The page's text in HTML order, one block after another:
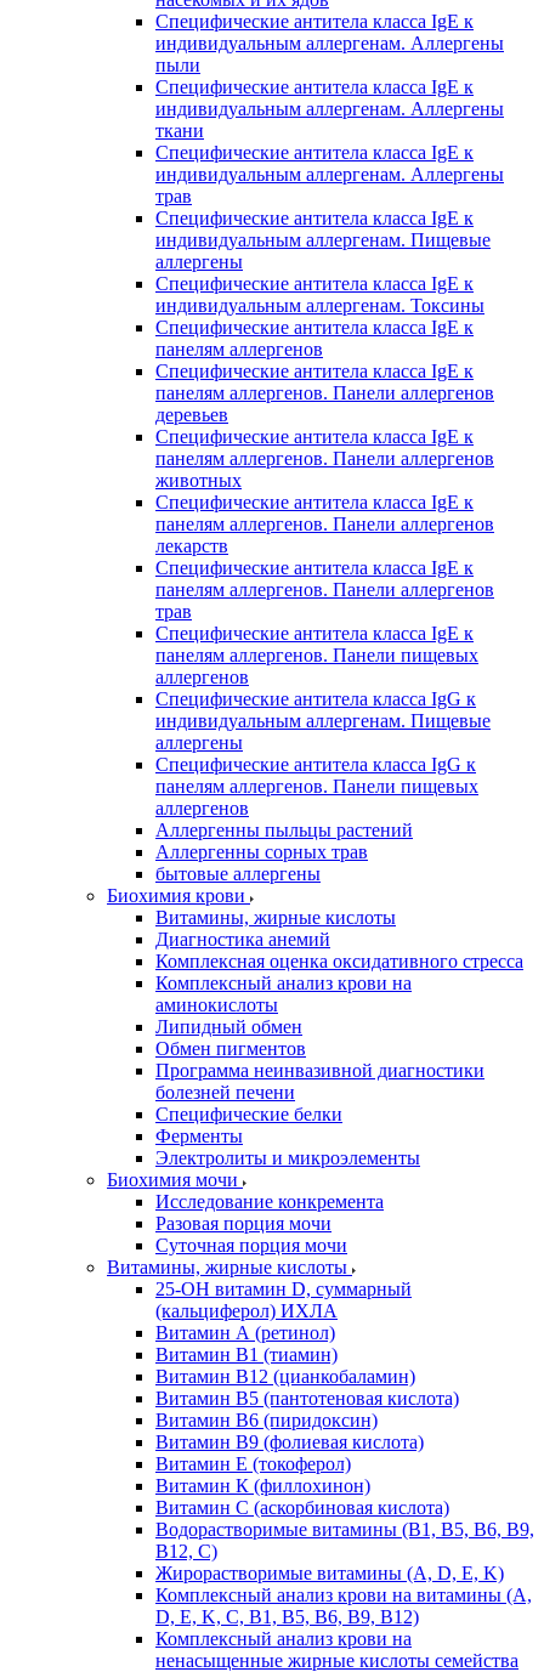
Специфические антитела класса IgE к
индивидуальным аллергенам. Аллергены
пыли
Специфические антитела класса IgE к
индивидуальным аллергенам. Аллергены
ткани
Специфические антитела класса IgE к
индивидуальным аллергенам. Аллергены
трав
Специфические антитела класса IgE к
индивидуальным аллергенам. Пищевые
аллергены
Специфические антитела класса IgE к
индивидуальным аллергенам. Токсины
Специфические антитела класса IgE к
панелям аллергенов
Специфические антитела класса IgE к
панелям аллергенов. Панели аллергенов
деревьев
Специфические антитела класса IgE к
панелям аллергенов. Панели аллергенов
животных
Специфические антитела класса IgE к
панелям аллергенов. Панели аллергенов
лекарств
Специфические антитела класса IgE к
панелям аллергенов. Панели аллергенов
трав
Специфические антитела класса IgE к
панелям аллергенов. Панели пищевых
аллергенов
Специфические антитела класса IgG к
индивидуальным аллергенам. Пищевые
аллергены
Специфические антитела класса IgG к
панелям аллергенов. Панели пищевых
аллергенов
Аллергенны пыльцы растений
Аллергенны сорных трав
бытовые аллергены
Биохимия крови
Витамины, жирные кислоты
Диагностика анемий
Комплексная оценка оксидативного стресса
Комплексный анализ крови на
аминокислоты
Липидный обмен
Обмен пигментов
Программа неинвазивной диагностики
болезней печени
Специфические белки
Ферменты
Электролиты и микроэлементы
Биохимия мочи
Исследование конкремента
Разовая порция мочи
Суточная порция мочи
Витамины, жирные кислоты
25-OH витамин D, суммарный
(кальциферол) ИХЛА
Витамин А (ретинол)
Витамин В1 (тиамин)
Витамин В12 (цианкобаламин)
Витамин В5 (пантотеновая кислота)
Витамин В6 (пиридоксин)
Витамин В9 (фолиевая кислота)
Витамин Е (токоферол)
Витамин К (филлохинон)
Витамин С (аскорбиновая кислота)
Водорастворимые витамины (B1, B5, B6, В9,
В12, С)
Жирорастворимые витамины (A, D, E, K)
Комплексный анализ крови на витамины (A,
D, E, K, C, B1, B5, B6, В9, B12)
Комплексный анализ крови на
ненасыщенные жирные кислоты семейства